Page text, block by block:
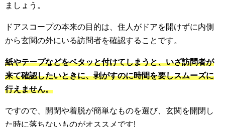
ましょう。
ドアスコープの本来の目的は、住人がドアを開けずに内側
から玄関の外にいる訪問者を確認することです。
紙やテープなどをベタッと付けてしまうと、いざ訪問者が
来て確認したいときに、剥がすのに時間を要しスムーズに
行えません。
ですので、開閉や着脱が簡単なものを選び、玄関を開閉し
た時に落ちないものがオススメです!